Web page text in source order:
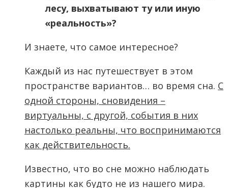
лесу, выхватывают ту или иную
«реальность»?
И знаете, что самое интересное?
Каждый из нас путешествует в этом
пространстве вариантов… во время сна. С
одной стороны, сновидения –
виртуальны, с другой, события в них
настолько реальны, что воспринимаются
как действительность.
Известно, что во сне можно наблюдать
картины как будто не из нашего мира.